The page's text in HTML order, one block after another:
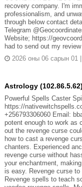
recovery company. I'm
professionalism, and
through below contact
Telegram
Website; https://
had to send out my
2026 оны 06 сарын 01
Astrology (102.86.5.62)
Powerful Spells Caster
https://
+256793306060 Email:
potent enough to work as
out the revenge curse
how to cast a revenge
chanters. Experienced
revenge curse without
your enchantment,
is easy. Revenge curse
Revenge spells to teach